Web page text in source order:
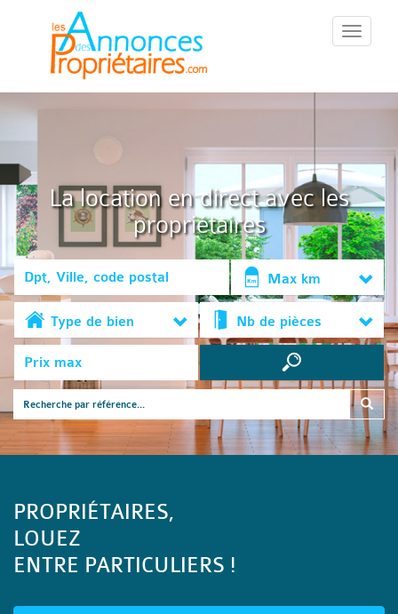
::Menu::
La location en direct avec les
propriétaires
Max km
Type de bien Nb de pièces
PROPRIÉTAIRES,
LOUEZ
ENTRE PARTICULIERS !